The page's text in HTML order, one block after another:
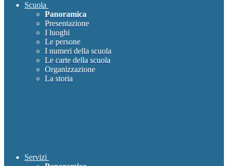
Scuola
Panoramica
Presentazione
I luoghi
Le persone
I numeri della scuola
Le carte della scuola
Organizzazione
La storia
Servizi